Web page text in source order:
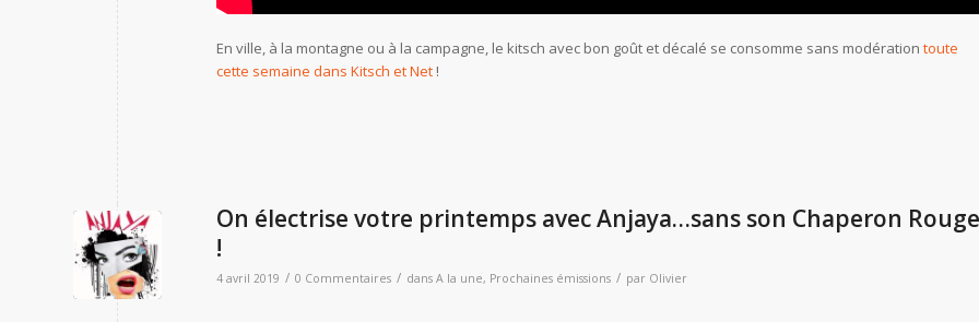
En ville, à la montagne ou à la campagne, le kitsch avec bon goût et décalé se consomme sans modération toute
cette semaine dans Kitsch et Net !
On électrise votre printemps avec Anjaya…sans son Chaperon Rouge
!
4 avril 2019 / 0 Commentaires / dans A la une, Prochaines émissions / par Olivier